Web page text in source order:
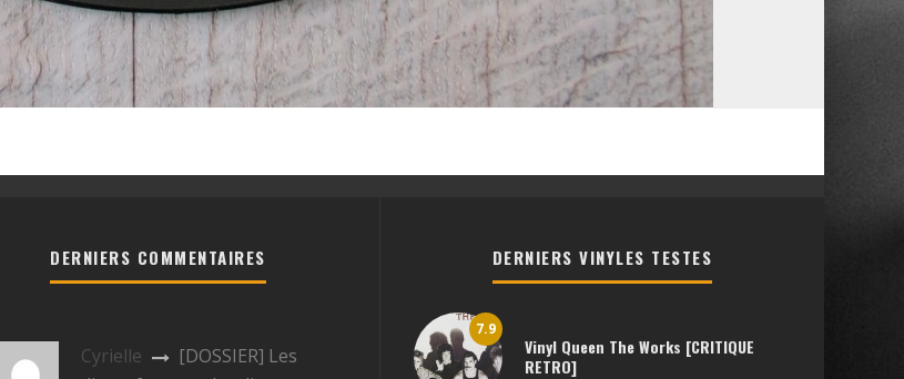
DERNIERS COMMENTAIRES
Cyrielle
[DOSSIER] Les
DERNIERS VINYLES TESTES
7.9
Vinyl Queen The Works [CRITIQUE
RETRO]